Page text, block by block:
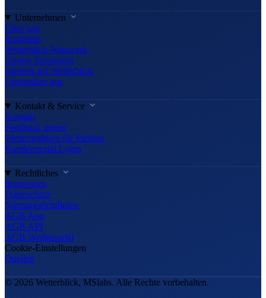
Unternehmen
Über uns
Roadmap
Wetterblick-Netzwerk
Unsere Sponsoren
Werben auf Wetterblick
Unterstütze uns
Kontakt & Service
Kontakt
Feedback geben
Wettergrafiken für Medien
Kundenportal Login
Rechtliches
Impressum
Datenschutz
Nutzungsrichtlinien
AGB App
AGB API
AGB Werbeportal
Cookie-Einstellungen
Quellen
© 2026 Wetterblick, MSlabs. Alle Rechte vorbehalten.